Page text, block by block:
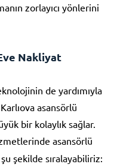
zorlayıcı yönlerini
Nakliyat
de yardımıyla
asansörlü
bir kolaylık sağlar.
asansörlü
şu şekilde sıralayabiliriz: